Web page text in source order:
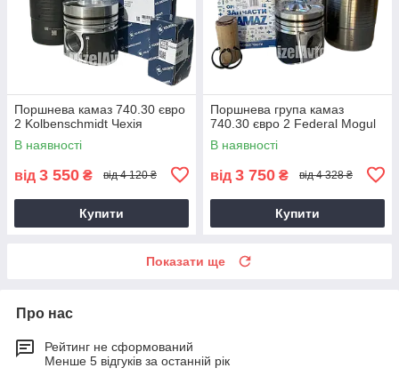
Поршнева камаз 740.30 євро
2 Kolbenschmidt Чехія
В наявності
від 3 550 ₴ від 4 120 ₴
Купити
Поршнева група камаз
740.30 євро 2 Federal Mogul
В наявності
від 3 750 ₴ від 4 328 ₴
Купити
Показати ще
Про нас
Рейтинг не сформований
Менше 5 відгуків за останній рік